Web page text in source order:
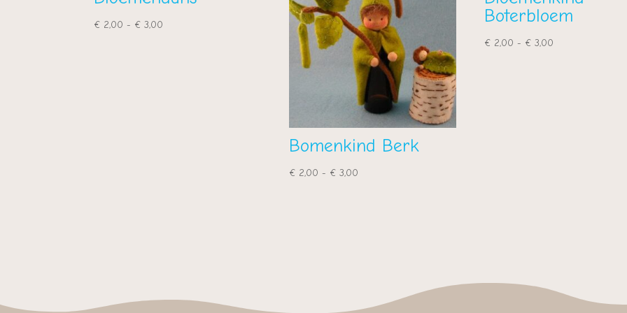
€2,00 - €3,00Prijsklasse:
Bomenkind Berk
€2,00 - €3,00Prijsklasse:
Boterbloem
€ 2,00 - € 3,00